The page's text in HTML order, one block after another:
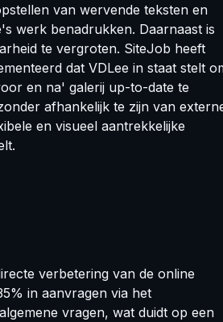
van wervende teksten en
werk benadrukken. Daarnaast is
te vergroten. SiteJob heeft
dat VDLee in staat stelt
en na' galerij up-to-date te
afhankelijk te zijn van
en visueel aantrekkelijke
verbetering van de online
in aanvragen via het
vragen, wat duidt op een